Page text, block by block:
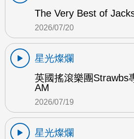
The Very Best of
2026/07/20
星光燦爛
英國搖滾樂團Strawbs
AM
2026/07/19
星光燦爛